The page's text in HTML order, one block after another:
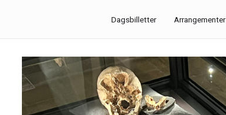
Dagsbilletter Arrangementer